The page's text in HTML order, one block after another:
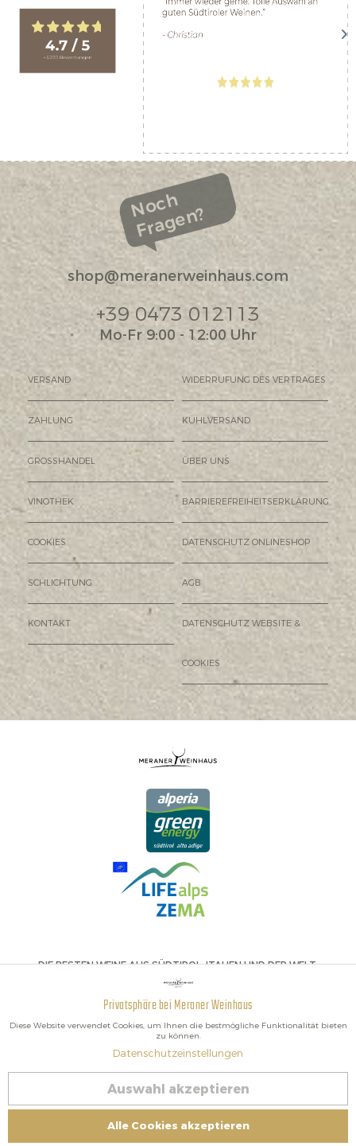
Noch
Fragen?
shop@meranerweinhaus.com
+39 0473 012113
Mo-Fr 9:00 - 12:00 Uhr
VERSAND WIDERRUFUNG DES VERTRAGES
ZAHLUNG KÜHLVERSAND
GROSSHANDEL ÜBER UNS
VINOTHEK BARRIEREFREIHEITSERKLÄRUNG
COOKIES DATENSCHUTZ ONLINESHOP
SCHLICHTUNG AGB
KONTAKT DATENSCHUTZ WEBSITE &
COOKIES
DIE BESTEN WEINE AUS SÜDTIROL, ITALIEN UND DER WELT.
Vertrag widerrufen
| MwSt-Nr. IT02578060218 | Bio-Zertifiziert:
Tracking Inaktiv
Privatsphäre bei Meraner Weinhaus
Diese Website verwendet Cookies, um Ihnen die bestmögliche Funktionalität bieten
zu können.
Datenschutzeinstellungen
Auswahl akzeptieren
Alle Cookies akzeptieren